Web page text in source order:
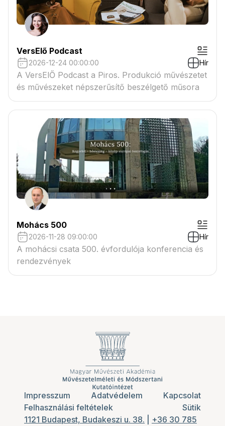
VersElő Podcast
2026-12-24 00:00:00 Hír
A VersElŐ Podcast a Piros. Produkció művészetet
és művészeket népszerűsítő beszélgető műsora
Mohács 500
2026-11-28 09:00:00 Hír
A mohácsi csata 500. évfordulója konferencia és
rendezvények
Impresszum Adatvédelem
Kapcsolat
Felhasználási feltételek
Sütik
1121 Budapest, Budakeszi u. 38.
+36 30 785